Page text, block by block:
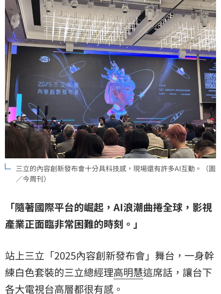
三立的內容創新發布會十分具科技感，現場還有許多AI互動。（圖
／今周刊）
「隨著國際平台的崛起，AI浪潮曲捲全球，影視
產業正面臨非常困難的時刻。」
站上三立「2025內容創新發布會」舞台，一身幹
練白色套裝的三立總經理高明慧這席話，讓台下
各大電視台高層都很有感。